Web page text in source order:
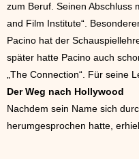
zum Beruf. Seinen Abschluss
and Film Institute“.
Pacino hat der
später hatte Pacino auch
„The Connection“. Für seine
Der Weg nach Hollywood
Nachdem sein Name sich
herumgesprochen hatte,